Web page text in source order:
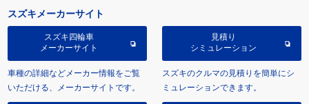
スズキメーカーサイト
スズキ四輪車
メーカーサイト
車種の詳細などメーカー情報をご覧
いただける、メーカーサイトです。
見積り
シミュレーション
スズキのクルマの見積りを簡単にシ
ミュレーションできます。